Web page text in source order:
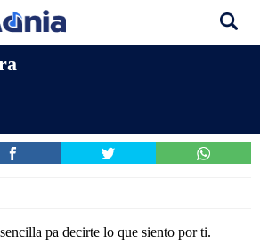
pa decirte lo que siento por ti.